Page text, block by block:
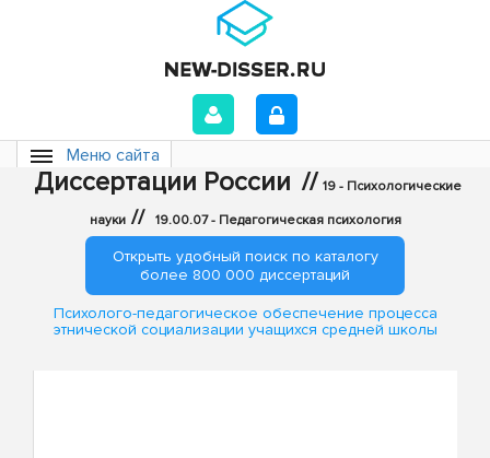
Меню сайта
Диссертации России // 19 - Психологические
науки // 19.00.07 - Педагогическая психология
Открыть удобный поиск по каталогу
более 800 000 диссертаций
Психолого-педагогическое обеспечение процесса
этнической социализации учащихся средней школы